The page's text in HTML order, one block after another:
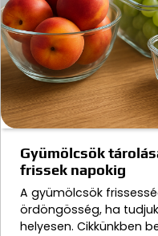
Gyümölcsök
frissek napokig
A gyümölcsök
ördöngösség, ha
helyesen. Cikkünkben